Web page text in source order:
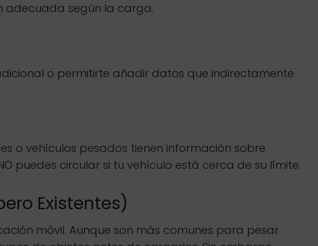
adecuada según la carga.
o permitirte añadir datos que indirectamente
o vehículos pesados tienen información sobre
puedes circular si tu vehículo está cerca de su límite.
Existentes)
móvil. Aunque son más comunes para pesar